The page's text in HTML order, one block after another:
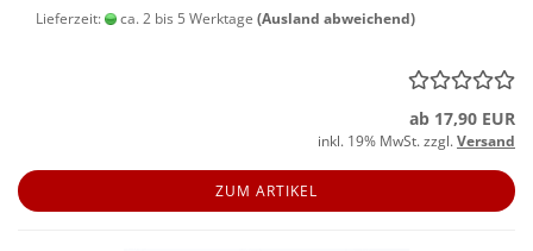
Lieferzeit: ca. 2 bis 5 Werktage (Ausland abweichend)
ab 17,90 EUR
inkl. 19% MwSt. zzgl.Versand
ZUM ARTIKEL